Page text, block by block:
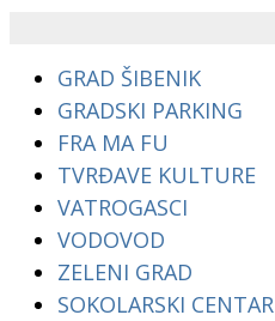
GRAD ŠIBENIK
GRADSKI PARKING
FRA MA FU
TVRĐAVE KULTURE
VATROGASCI
VODOVOD
ZELENI GRAD
SOKOLARSKI CENTAR